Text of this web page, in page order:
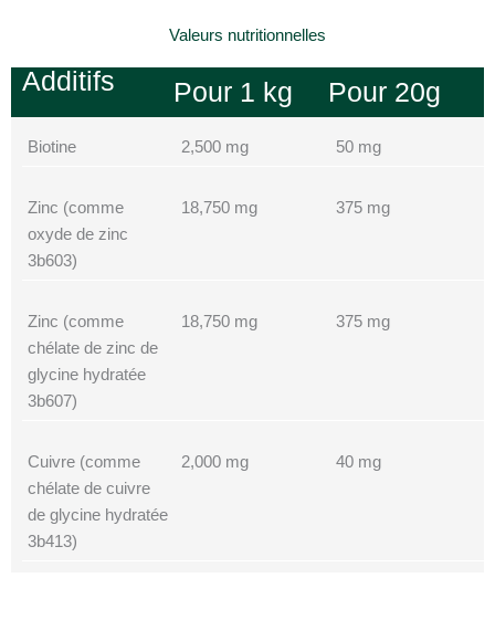
Valeurs nutritionnelles
Additifs Pour 1 kg Pour 20g
Biotine 2,500 mg 50 mg
Zinc (comme
oxyde de zinc
3b603)
18,750 mg 375 mg
Zinc (comme
chélate de zinc de
glycine hydratée
3b607)
18,750 mg 375 mg
Cuivre (comme
chélate de cuivre
de glycine hydratée
3b413)
2,000 mg 40 mg